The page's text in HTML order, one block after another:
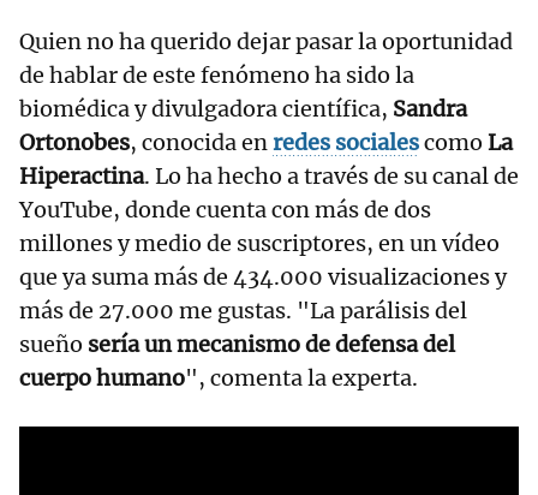
Quien no ha querido dejar pasar la oportunidad
de hablar de este fenómeno ha sido la
biomédica y divulgadora científica, Sandra
Ortonobes, conocida enredes socialescomo La
Hiperactina. Lo ha hecho a través de su canal de
YouTube, donde cuenta con más de dos
millones y medio de suscriptores, en un vídeo
que ya suma más de 434.000 visualizaciones y
más de 27.000 me gustas. "La parálisis del
sueño sería un mecanismo de defensa del
cuerpo humano", comenta la experta.